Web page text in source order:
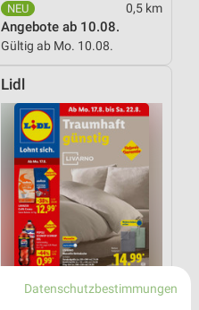
0,5 km
Angebote ab 10.08.
Gültig ab Mo. 10.08.
Lidl
Datenschutzbestimmungen